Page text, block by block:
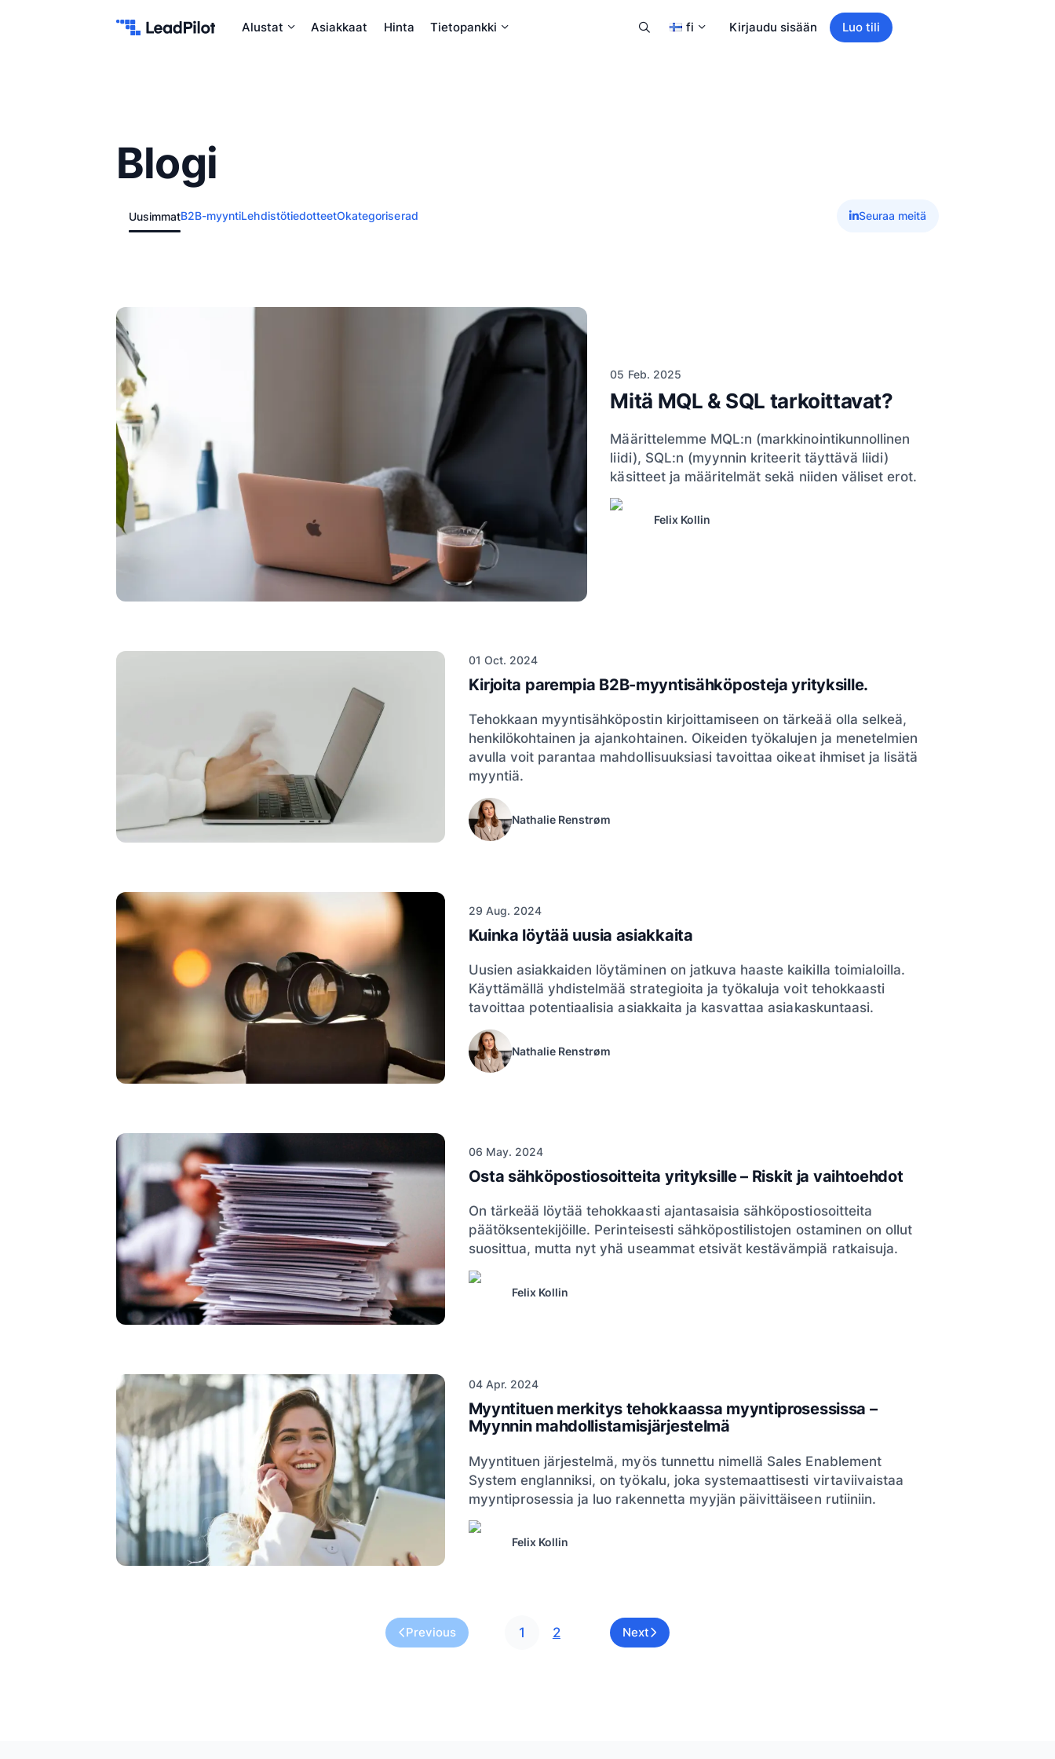
Alustat
Asiakkaat Hinta Tietopankki fi Kirjaudu sisään Luo tili
Blogi
Seuraa meitä
UusimmatB2B-myyntiLehdistötiedotteetOkategoriserad
05 Feb. 2025
Mitä MQL & SQL tarkoittavat?
Määrittelemme MQL:n (markkinointikunnollinen
liidi), SQL:n (myynnin kriteerit täyttävä liidi)
käsitteet ja määritelmät sekä niiden väliset erot.
Felix Kollin
01 Oct. 2024
Kirjoita parempia B2B-myyntisähköposteja yrityksille.
Tehokkaan myyntisähköpostin kirjoittamiseen on tärkeää olla selkeä,
henkilökohtainen ja ajankohtainen. Oikeiden työkalujen ja menetelmien
avulla voit parantaa mahdollisuuksiasi tavoittaa oikeat ihmiset ja lisätä
myyntiä.
Nathalie Renstrøm
29 Aug. 2024
Kuinka löytää uusia asiakkaita
Uusien asiakkaiden löytäminen on jatkuva haaste kaikilla toimialoilla.
Käyttämällä yhdistelmää strategioita ja työkaluja voit tehokkaasti
tavoittaa potentiaalisia asiakkaita ja kasvattaa asiakaskuntaasi.
Nathalie Renstrøm
06 May. 2024
Osta sähköpostiosoitteita yrityksille – Riskit ja vaihtoehdot
On tärkeää löytää tehokkaasti ajantasaisia sähköpostiosoitteita
päätöksentekijöille. Perinteisesti sähköpostilistojen ostaminen on ollut
suosittua, mutta nyt yhä useammat etsivät kestävämpiä ratkaisuja.
Felix Kollin
04 Apr. 2024
Myyntituen merkitys tehokkaassa myyntiprosessissa –
Myynnin mahdollistamisjärjestelmä
Myyntituen järjestelmä, myös tunnettu nimellä Sales Enablement
System englanniksi, on työkalu, joka systemaattisesti virtaviivaistaa
myyntiprosessia ja luo rakennetta myyjän päivittäiseen rutiiniin.
Felix Kollin
Previous 1 2 Next